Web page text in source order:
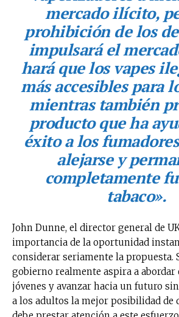
mercado ilícito,
prohibición de los
impulsará el
hará que los vapes
más accesibles para
mientras también
producto que ha
éxito a los
alejarse y
completamente
tabaco».
John Dunne, el director general de
importancia de la oportunidad
considerar seriamente la propuesta.
gobierno realmente aspira a abordar
jóvenes y avanzar hacia un futuro
a los adultos la mejor posibilidad de